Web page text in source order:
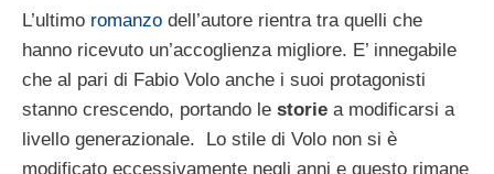
L’ultimo romanzo dell’autore rientra tra quelli che
hanno ricevuto un’accoglienza migliore. E’ innegabile
che al pari di Fabio Volo anche i suoi protagonisti
stanno crescendo, portando le storie a modificarsi a
livello generazionale. Lo stile di Volo non si è
modificato eccessivamente negli anni e questo rimane